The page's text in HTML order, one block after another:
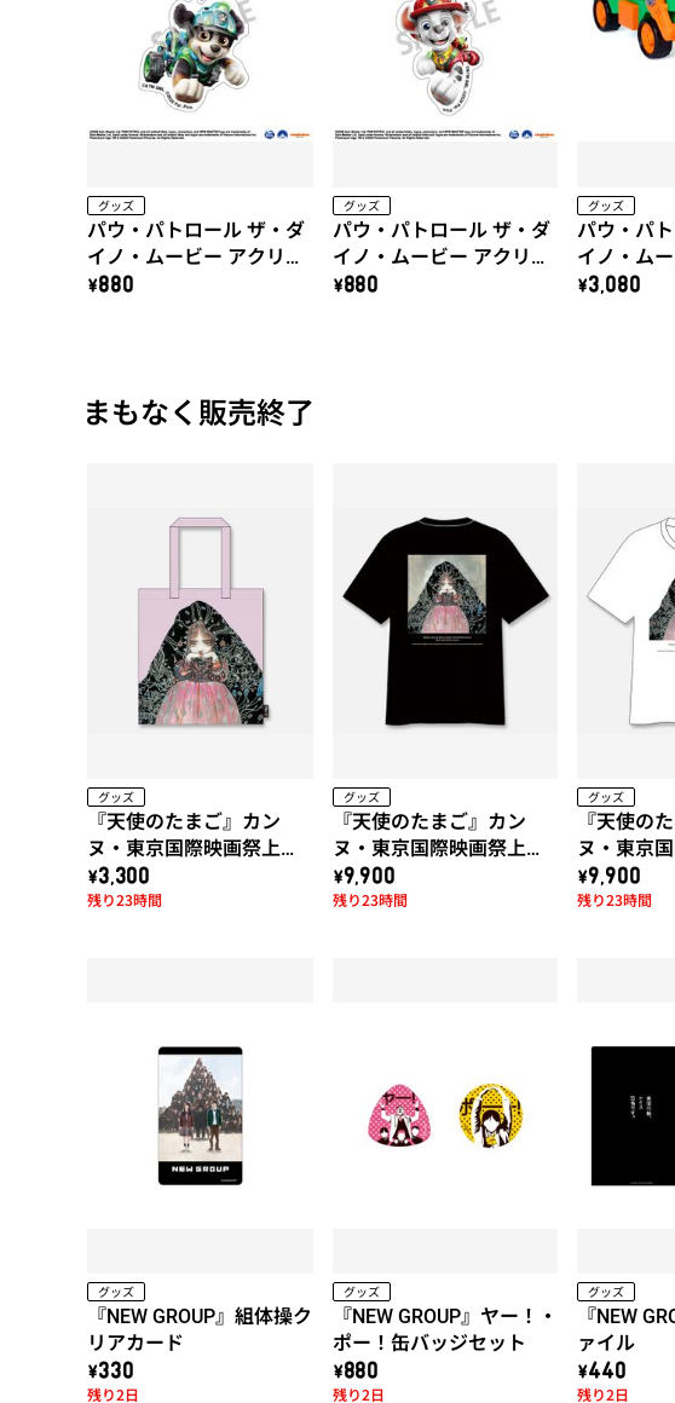
グッズ
パウ・パトロール ザ・ダ
イノ・ムービー アクリル
キーホルダー（レック
\880
グッズ
パウ・パトロール ザ・ダ
イノ・ムービー アクリル
キーホルダー（マーシャ
\880
グッズ
パウ・パ
イノ・ム
ダイノク
\3,080
まもなく販売終了
グッズ
『天使のたまご』カン
ヌ・東京国際映画祭上映
作品!! 天使のたまご「水
に棲む」トートバッグ
\3,300
残り23時間
グッズ
『天使のたまご』カン
ヌ・東京国際映画祭上映
作品!! 天使のたまご「水
に棲む」x 久米繊維コラ
\9,900
残り23時間
グッズ
『天使の
ヌ・東京
作品!! 天使
に棲む」x
\9,900
残り23時間
グッズ
『NEW GROUP』組体操ク
リアカード
\330
残り2日
グッズ
『NEW GROUP』ヤー！・
ポー！缶バッジセット
\880
残り2日
グッズ
『NEW
ァイル
\440
残り2日